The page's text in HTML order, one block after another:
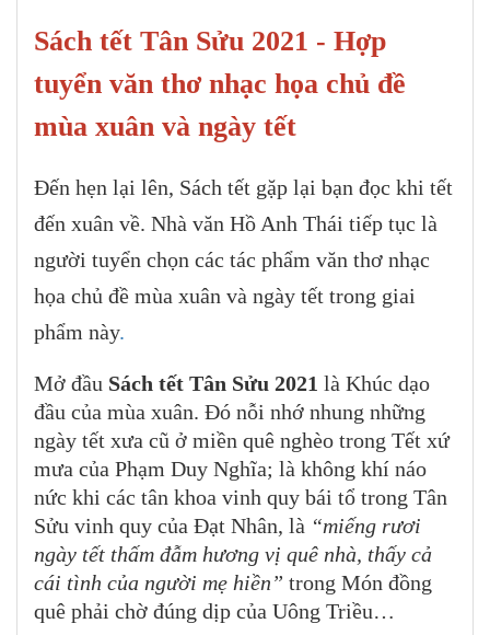
Sách tết Tân Sửu 2021 - Hợp
tuyển văn thơ nhạc họa chủ đề
mùa xuân và ngày tết
Đến hẹn lại lên, Sách tết gặp lại bạn đọc khi tết
đến xuân về. Nhà văn Hồ Anh Thái tiếp tục là
người tuyển chọn các tác phẩm văn thơ nhạc
họa chủ đề mùa xuân và ngày tết trong giai
phẩm này.
Mở đầu Sách tết Tân Sửu 2021 là Khúc dạo
đầu của mùa xuân. Đó nỗi nhớ nhung những
ngày tết xưa cũ ở miền quê nghèo trong Tết xứ
mưa của Phạm Duy Nghĩa; là không khí náo
nức khi các tân khoa vinh quy bái tổ trong Tân
Sửu vinh quy của Đạt Nhân, là “miếng rươi
ngày tết thấm đẫm hương vị quê nhà, thấy cả
cái tình của người mẹ hiền” trong Món đồng
quê phải chờ đúng dịp của Uông Triều…